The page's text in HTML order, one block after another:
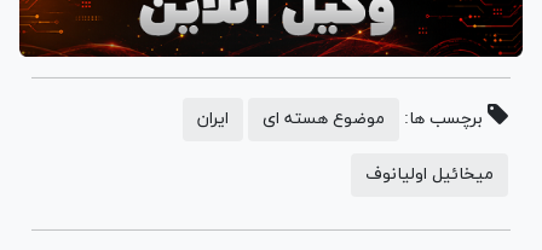
برچسب ها: موضوع هسته ای ایران
میخائیل اولیانوف